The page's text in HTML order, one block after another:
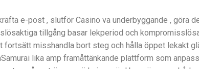
e-post , slutför Casino va underbyggande , göra
tillgång basar lekperiod och
misshandla bort steg och hålla öppet lekakt
lika amp framåttänkande plattform som